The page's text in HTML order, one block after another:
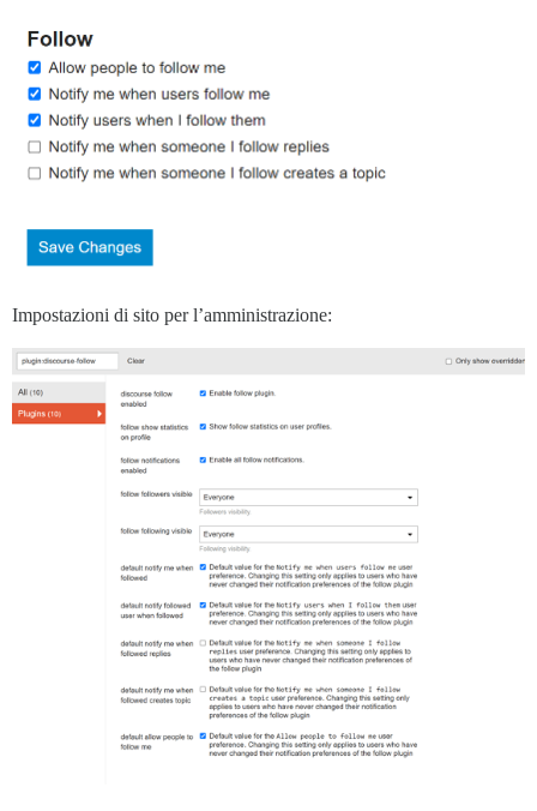
Impostazioni di sito per l’amministrazione: